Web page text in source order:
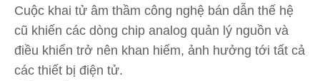
Cuộc khai tử âm thầm công nghệ bán dẫn thế hệ
cũ khiến các dòng chip analog quản lý nguồn và
điều khiển trở nên khan hiếm, ảnh hưởng tới tất cả
các thiết bị điện tử.